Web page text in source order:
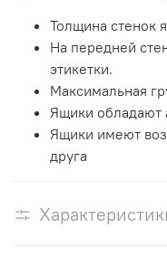
Толщина стенок
На передней
этикетки.
Максимальная
Ящики обладают
Ящики имеют
друга